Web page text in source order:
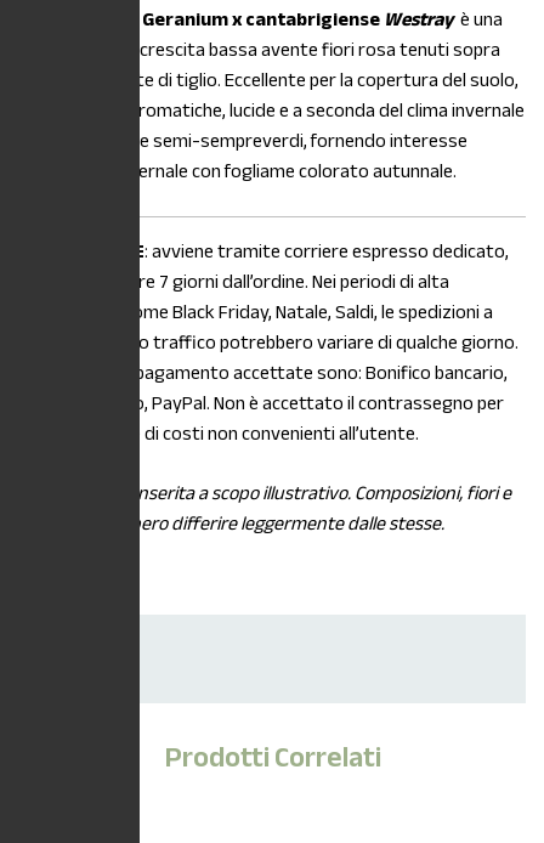
Geranium x cantabrigienseWestray è una
tappezzante a crescita bassa avente fiori rosa tenuti sopra
foglie profumate di tiglio. Eccellente per la copertura del suolo,
le foglie sono aromatiche, lucide e a seconda del clima invernale
possono essere semi-sempreverdi, fornendo interesse
autunnale e invernale con fogliame colorato autunnale.
SPEDIZIONE: avviene tramite corriere espresso dedicato,
entro e non oltre 7 giorni dall’ordine. Nei periodi di alta
stagionalità, come Black Friday, Natale, Saldi, le spedizioni a
causa di intenso traffico potrebbero variare di qualche giorno.
Le modalità di pagamento accettate sono: Bonifico bancario,
Carta di credito, PayPal. Non è accettato il contrassegno per
maggiorazione di costi non convenienti all’utente.
*L’immagine è inserita a scopo illustrativo. Composizioni, fiori e
piante potrebbero differire leggermente dalle stesse.
Prodotti Correlati